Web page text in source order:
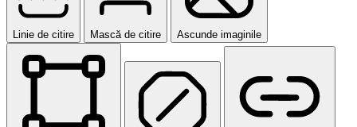
Linie de citire Mască de citire Ascunde imaginile